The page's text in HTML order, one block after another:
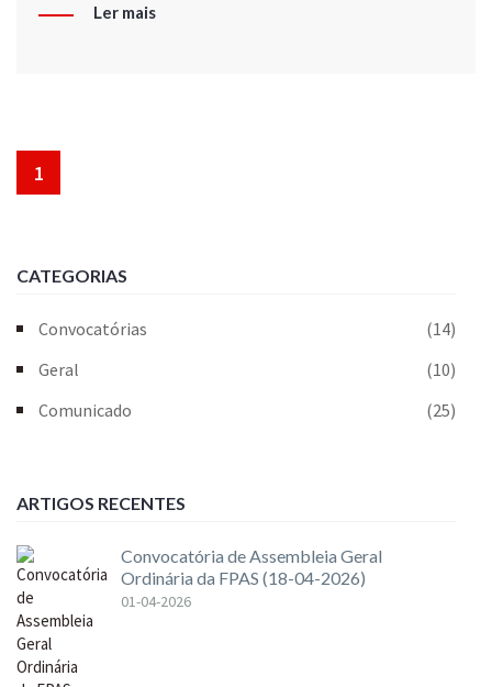
Ler mais
1
CATEGORIAS
Convocatórias
(14)
Geral
(10)
Comunicado
(25)
ARTIGOS RECENTES
Convocatória de Assembleia Geral
Ordinária da FPAS (18-04-2026)
01-04-2026